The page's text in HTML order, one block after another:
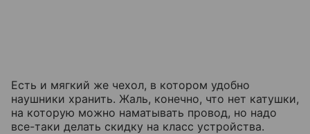
Есть и мягкий же чехол, в котором удобно
наушники хранить. Жаль, конечно, что нет катушки,
на которую можно наматывать провод, но надо
все-таки делать скидку на класс устройства.